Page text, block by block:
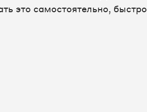
это самостоятельно, быстро